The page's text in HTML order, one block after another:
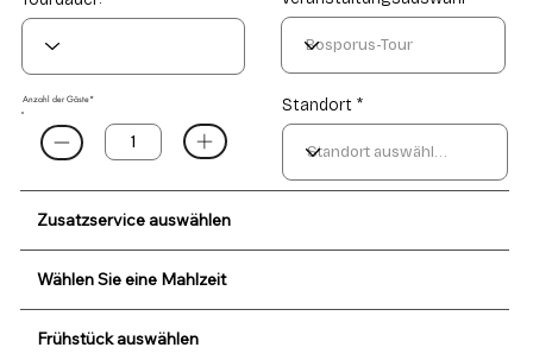
Anzahl der Gäste* Standort *
Zusatzservice auswählen
Wählen Sie eine Mahlzeit
Frühstück auswählen